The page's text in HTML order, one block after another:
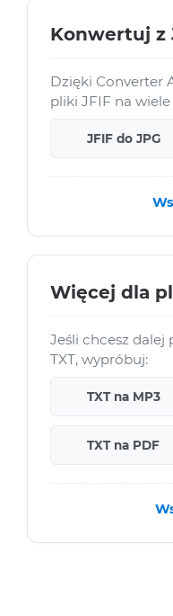
Konwertuj z
Dzięki Converter
pliki JFIF na
JFIF do JPG
Więcej dla
Jeśli chcesz
TXT, wypróbuj:
TXT na MP3
TXT na PDF